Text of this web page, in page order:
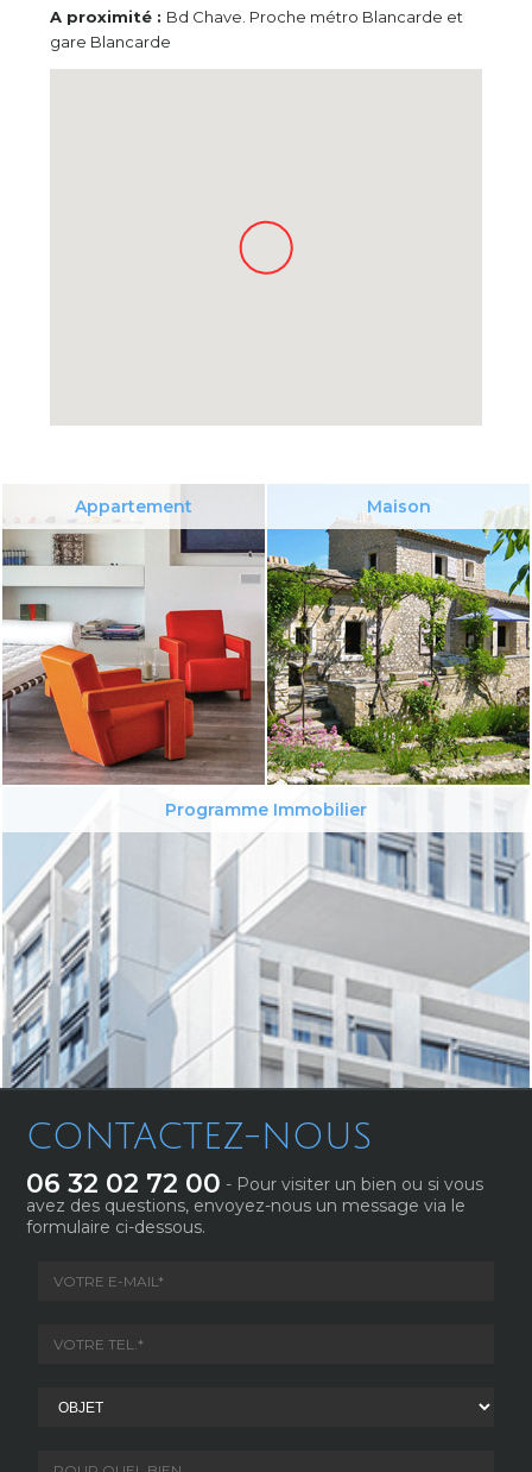
A proximité : Bd Chave. Proche métro Blancarde et
gare Blancarde
Appartement Maison
Programme Immobilier
CONTACTEZ-NOUS
06 32 02 72 00 - Pour visiter un bien ou si vous
avez des questions, envoyez-nous un message via le
formulaire ci-dessous.